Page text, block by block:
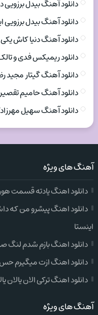
دانلود آهنگ بیدل برزویی
دانلود آهنگ بیدل
دانلود آهنگ دنیا کاش
دانلود ریمیکس فدی و
دانلود آهنگ گیتار
دانلود آهنگ حامیم
دانلود آهنگ سهیل
آهنگ های ویژه
دانلود اهنگ یادته قسمت
دانلود اهنگ پیشرو من که
اینستا
دانلود اهنگ بازم شدم لنگ
دانلود اهنگ ازت میگیرم
دانلود اهنگ ترکی الان
آهنگ های ویژه